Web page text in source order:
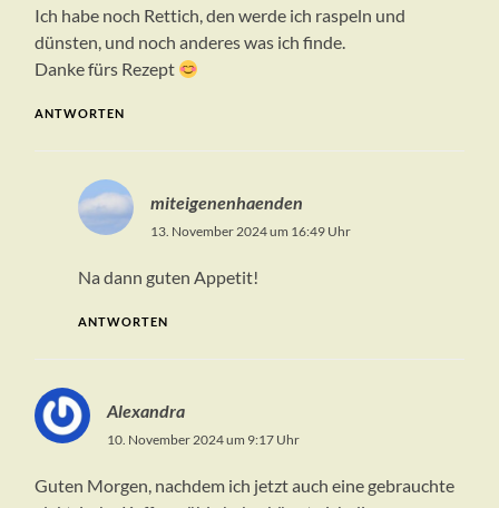
Ich habe noch Rettich, den werde ich raspeln und
dünsten, und noch anderes was ich finde.
Danke fürs Rezept
ANTWORTEN
miteigenenhaenden
13. November 2024 um 16:49 Uhr
Na dann guten Appetit!
ANTWORTEN
Alexandra
10. November 2024 um 9:17 Uhr
Guten Morgen, nachdem ich jetzt auch eine gebrauchte